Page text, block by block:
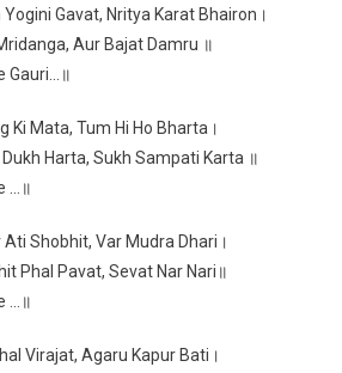
Gavat, Nritya Karat Bhairon।
Aur Bajat Damru ॥
Gauri…॥
Ki Mata, Tum Hi Ho Bharta।
Dukh Harta, Sukh Sampati Karta ॥
…॥
Ati Shobhit, Var Mudra Dhari।
Phal Pavat, Sevat Nar Nari॥
…॥
Virajat, Agaru Kapur Bati।